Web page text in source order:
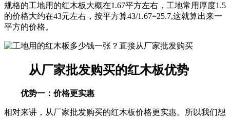
规格的工地用的红木板大概在1.67平方左右，工地常用厚度1.5
的价格大约在43元左右，按平方算43/1.67=25.7,这就算出来一
平方的价格。
从厂家批发购买的红木板优势
优势一：价格更实惠
相对来讲，从厂家批发购买的红木板价格更实惠。所以我们想